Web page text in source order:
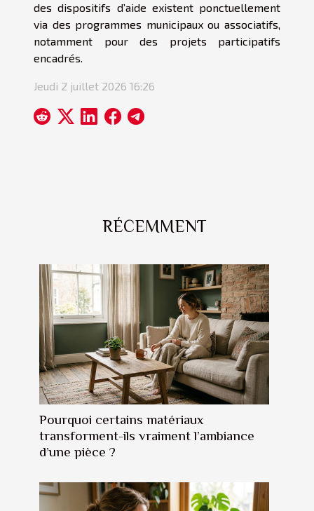
des dispositifs d’aide existent ponctuellement
via des programmes municipaux ou associatifs,
notamment pour des projets participatifs
encadrés.
Jeudi 2 juillet 2026 16:26
RÉCEMMENT
Pourquoi certains matériaux
transforment-ils vraiment l’ambiance
d’une pièce ?